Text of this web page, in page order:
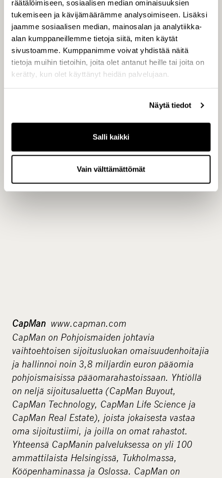
räätälöimiseen, sosiaalisen median ominaisuuksien
tukemiseen ja kävijämäärämme analysoimiseen. Lisäksi
jaamme sosiaalisen median, mainosalan ja analytiikka-
alan kumppaneillemme tietoja siitä, miten käytät
sivustoamme. Kumppanimme voivat yhdistää näitä
tietoja muihin tietoihin, joita olet antanut heille tai joita on
kerätty, kun olet käyttänyt heidän palvelujaan.
Näytä tiedot
Salli kaikki
Vain välttämättömät
Lisätietoja:
Jerome Bouix, Sijoittajapalvelut-tiimin vetäjä,
senior partner, p. 0207 207 558 tai 040 820
8541
Petri Niemi, CapMan Technology -tiimin
vetäjä, senior partner, p. 0207 207 546 tai
0400 511 493
CapMan www.capman.com
CapMan on Pohjoismaiden johtavia
vaihtoehtoisen sijoitusluokan omaisuudenhoitajia
ja hallinnoi noin 3,8 miljardin euron pääomia
pohjoismaisissa pääomarahastoissaan. Yhtiöllä
on neljä sijoitusaluetta (CapMan Buyout,
CapMan Technology, CapMan Life Science ja
CapMan Real Estate), joista jokaisesta vastaa
oma sijoitustiimi, ja joilla on omat rahastot.
Yhteensä CapManin palveluksessa on yli 100
ammattilaista Helsingissä, Tukholmassa,
Kööpenhaminassa ja Oslossa. CapMan on